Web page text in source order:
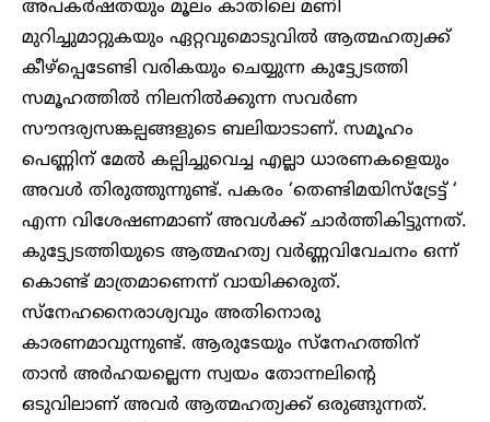
അപകർഷതയും മൂലം കാതിലെ മണി
മുറിച്ചുമാറ്റുകയും ഏറ്റവുമൊടുവിൽ ആത്മഹത്യക്ക്
കീഴ്പ്പെടേണ്ടി വരികയും ചെയ്യുന്ന കുട്ട്യേടത്തി
സമൂഹത്തിൽ നിലനിൽക്കുന്ന സവർണ
സൗന്ദര്യസങ്കല്പങ്ങളുടെ ബലിയാടാണ്. സമൂഹം
പെണ്ണിന് മേൽ കല്പിച്ചുവെച്ച എല്ലാ ധാരണകളെയും
അവൾ തിരുത്തുന്നുണ്ട്. പകരം ‘തെണ്ടിമയിസ്‌ട്രേട്ട് ‘
എന്ന വിശേഷണമാണ് അവൾക്ക് ചാർത്തികിട്ടുന്നത്.
കുട്ട്യേടത്തിയുടെ ആത്മഹത്യ വർണ്ണവിവേചനം ഒന്ന്
കൊണ്ട് മാത്രമാണെന്ന് വായിക്കരുത്.
സ്നേഹനൈരാശ്യവും അതിനൊരു
കാരണമാവുന്നുണ്ട്. ആരുടേയും സ്നേഹത്തിന്
താൻ അർഹയല്ലെന്ന സ്വയം തോന്നലിന്റെ
ഒടുവിലാണ് അവർ ആത്മഹത്യക്ക് ഒരുങ്ങുന്നത്.